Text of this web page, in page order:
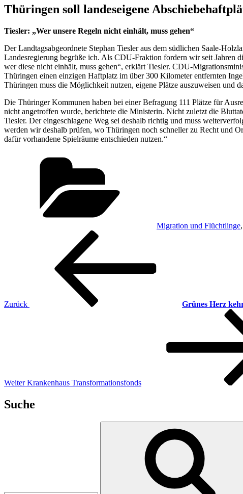
Thüringen soll landeseigene
Tiesler: „Wer unsere Regeln nicht einhält, muss gehen“
Der Landtagsabgeordnete Stephan Tiesler aus dem südlichen Saale-
Landesregierung begrüße ich. Als CDU-Fraktion fordern wir seit Jahren
wer diese nicht einhält, muss gehen“, erklärt Tiesler. CDU-
Thüringen einen einzigen Haftplatz im über 300 Kilometer entfernten
Thüringen muss die Möglichkeit nutzen, eigene Plätze auszuweisen und
Die Thüringer Kommunen haben bei einer Befragung 111 Plätze für
nicht angetroffen wurde, berichtete die Ministerin. Nicht zuletzt die
Tiesler. Der eingeschlagene Weg sei deshalb richtig und muss
werden wir deshalb prüfen, wo Thüringen noch schneller zu Recht und
dafür vorhandene Spielräume entschieden nutzen.“
Migration und Flüchtlinge,
Beitragsnavigation
Zurück
Grünes Herz
Weiter Krankenhaus Transformationsfonds
Suche